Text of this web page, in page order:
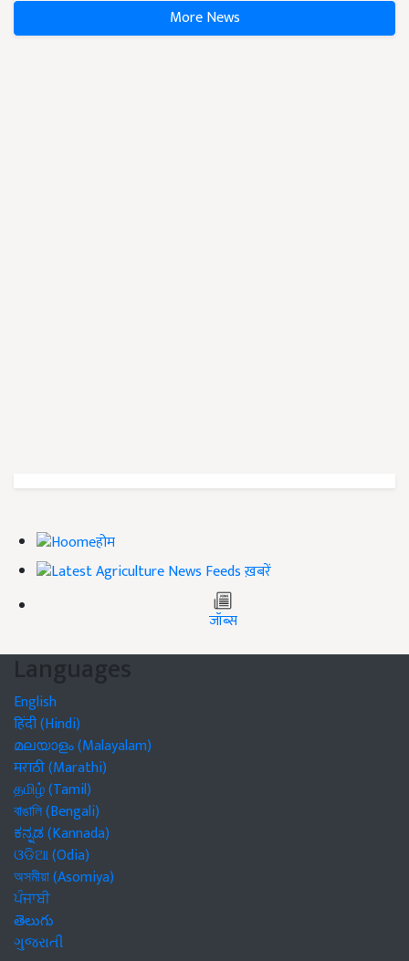
More News
होम
ख़बरें
जॉब्स
Languages
English
हिंदी (Hindi)
മലയാളം (Malayalam)
मराठी (Marathi)
தமிழ் (Tamil)
বাঙালি (Bengali)
ಕನ್ನಡ (Kannada)
ଓଡିଆ (Odia)
অসমীয়া (Asomiya)
ਪੰਜਾਬੀ
తెలుగు
ગુજરાતી